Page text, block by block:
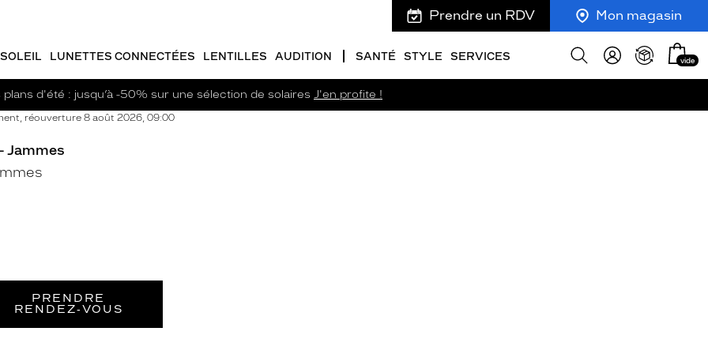
Prendre un RDV Mon magasin
LUNETTES CONNECTÉES LENTILLES AUDITION SANTÉ STYLE SERVICES
Afficher
Mon
panier
vide
plans d'été : jusqu’à -50% sur une sélection de solaires J'en profite !
réouverture 8 août 2026, 09:00
Jammes
PRENDRE
RENDEZ‑VOUS